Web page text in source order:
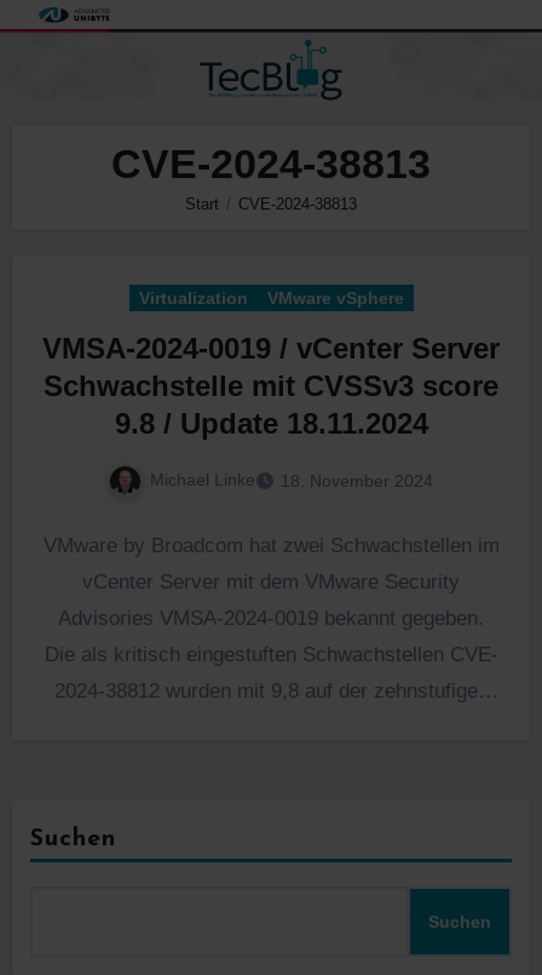
CVE-2024-38813
Start CVE-2024-38813
Virtualization VMware vSphere
VMSA-2024-0019 / vCenter Server
Schwachstelle mit CVSSv3 score
9.8 / Update 18.11.2024
Michael Linke 18. November 2024
VMware by Broadcom hat zwei Schwachstellen im
vCenter Server mit dem VMware Security
Advisories VMSA-2024-0019 bekannt gegeben.
Die als kritisch eingestuften Schwachstellen CVE-
2024-38812 wurden mit 9,8 auf der zehnstufigen
Suchen
Suchen